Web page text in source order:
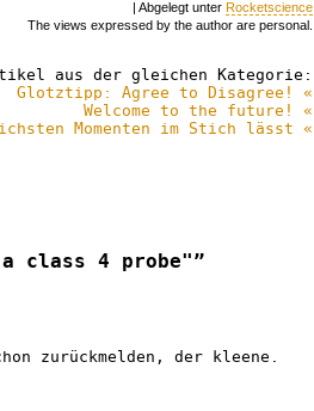
| Abgelegt unter Rocketscience
The views expressed by the author are personal.
aus der gleichen Kategorie:
Glotztipp: Agree to Disagree! «
Welcome to the future! «
Momenten im Stich lässt «
class 4 probe"”
zurückmelden, der kleene.